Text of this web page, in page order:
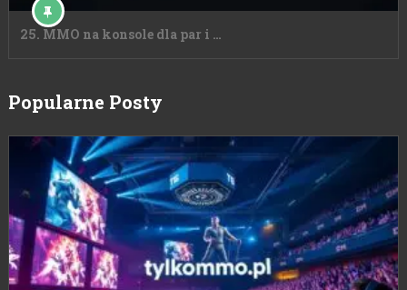
25. MMO na konsole dla par i …
Popularne Posty